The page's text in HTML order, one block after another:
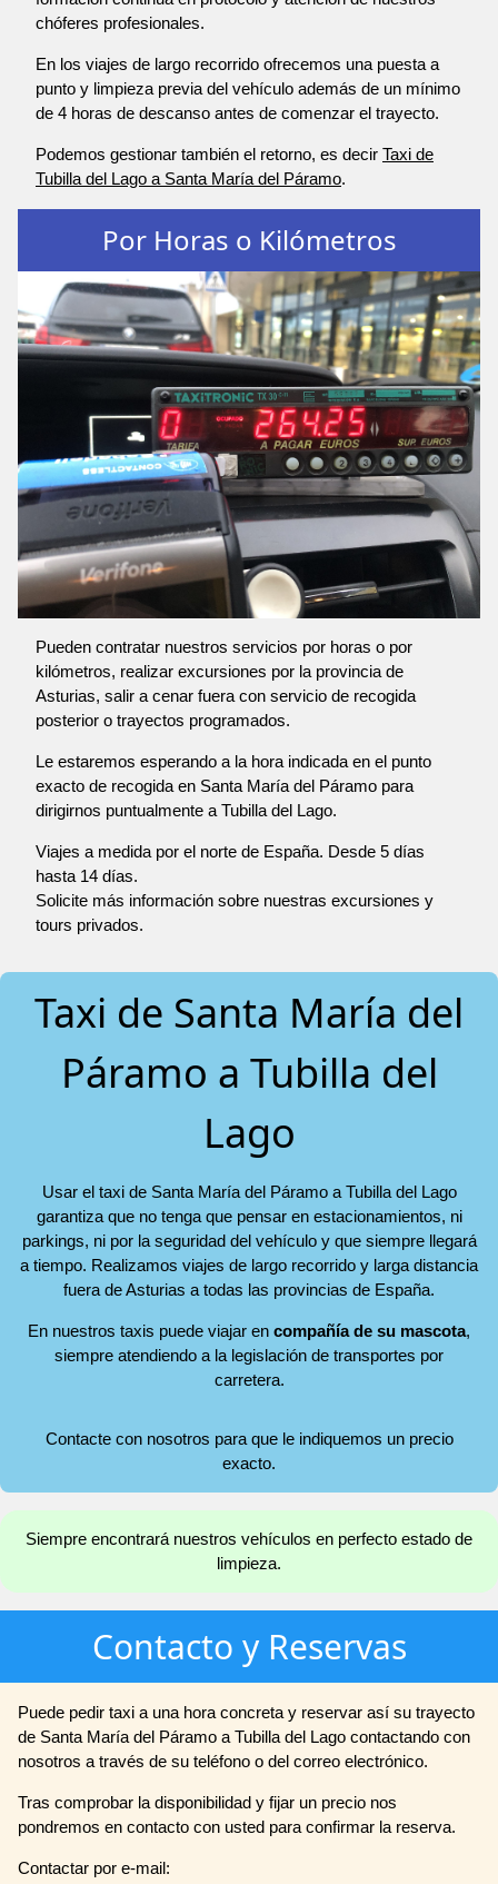
chóferes profesionales.
En los viajes de largo recorrido ofrecemos una puesta a
punto y limpieza previa del vehículo además de un mínimo
de 4 horas de descanso antes de comenzar el trayecto.
Podemos gestionar también el retorno, es decir Taxi de
Tubilla del Lago a Santa María del Páramo.
Por Horas o Kilómetros
Pueden contratar nuestros servicios por horas o por
kilómetros, realizar excursiones por la provincia de
Asturias, salir a cenar fuera con servicio de recogida
posterior o trayectos programados.
Le estaremos esperando a la hora indicada en el punto
exacto de recogida en Santa María del Páramo para
dirigirnos puntualmente a Tubilla del Lago.
Viajes a medida por el norte de España. Desde 5 días
hasta 14 días.
Solicite más información sobre nuestras excursiones y
tours privados.
Taxi de Santa María del
Páramo a Tubilla del
Lago
Usar el taxi de Santa María del Páramo a Tubilla del Lago
garantiza que no tenga que pensar en estacionamientos, ni
parkings, ni por la seguridad del vehículo y que siempre llegará
a tiempo. Realizamos viajes de largo recorrido y larga distancia
fuera de Asturias a todas las provincias de España.
En nuestros taxis puede viajar en compañía de su mascota,
siempre atendiendo a la legislación de transportes por
carretera.
Contacte con nosotros para que le indiquemos un precio
exacto.
Siempre encontrará nuestros vehículos en perfecto estado de
limpieza.
Contacto y Reservas
Puede pedir taxi a una hora concreta y reservar así su trayecto
de Santa María del Páramo a Tubilla del Lago contactando con
nosotros a través de su teléfono o del correo electrónico.
Tras comprobar la disponibilidad y fijar un precio nos
pondremos en contacto con usted para confirmar la reserva.
Contactar por e-mail: